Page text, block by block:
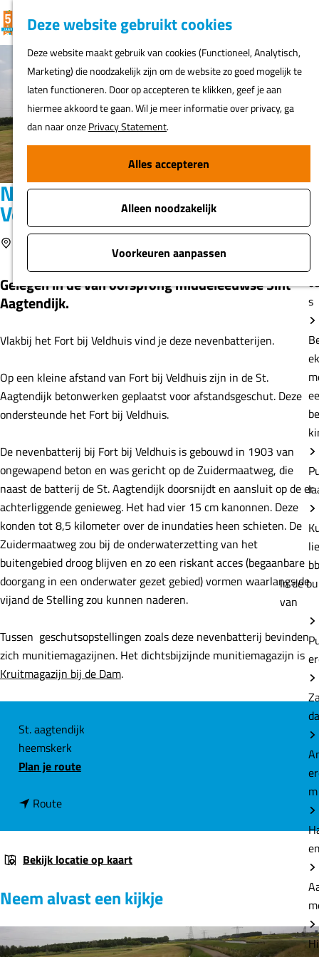
Deze website gebruikt cookies
Deze website maakt gebruik van cookies (Functioneel, Analytisch,
Marketing) die noodzakelijk zijn om de website zo goed mogelijk te
laten functioneren. Door op accepteren te klikken, geef je aan
hiermee akkoord te gaan. Wil je meer informatie over privacy, ga
dan naar onzePrivacy Statement.
Alles accepteren
Alleen noodzakelijk
Voorkeuren aanpassen
G
a
r
d
e
h
o
e
a
g
F
v
o
r
i
e
t
e
n
K
a
a
r
t
Z
e
k
e
n
MENU
s
In de
van
m
Nevenbatterijen nabij het Fort bij
Veldhuis
heemskerk
Gelegen in de van oorsprong middeleeuwse Sint
Aagtendijk.
Vlakbij het Fort bij Veldhuis vind je deze nevenbatterijen.
Op een kleine afstand van Fort bij Veldhuis zijn in de St.
Aagtendijk betonwerken geplaatst voor afstandsgeschut. Deze
ondersteunde het Fort bij Veldhuis.
De nevenbatterij bij Fort bij Veldhuis is gebouwd in 1903 van
ongewapend beton en was gericht op de Zuidermaatweg, die
naast de batterij de St. Aagtendijk doorsnijdt en aansluit op de er
achterliggende genieweg. Het had vier 15 cm kanonnen. Deze
konden tot 8,5 kilometer over de inundaties heen schieten. De
Zuidermaatweg zou bij de onderwaterzetting van het
buitengebied droog blijven en zo een riskant acces (begaanbare
doorgang in een onderwater gezet gebied) vormen waarlangs de
vijand de Stelling zou kunnen naderen.
Tussen geschutsopstellingen zoals deze nevenbatterij bevinden
zich munitiemagazijnen. Het dichtsbijzijnde munitiemagazijn is
Kruitmagazijn bij de Dam.
C
o
n
a
c
St. aagtendijk
heemskerk
Plan je routen
e
e
b
a
Routen
r
e
e
n
Bekijk locatie op kaart
Neem alvast een kijkje